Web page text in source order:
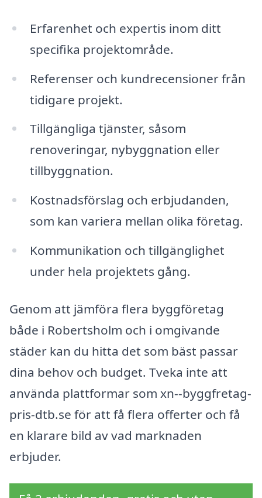
Erfarenhet och expertis inom ditt
specifika projektområde.
Referenser och kundrecensioner från
tidigare projekt.
Tillgängliga tjänster, såsom
renoveringar, nybyggnation eller
tillbyggnation.
Kostnadsförslag och erbjudanden,
som kan variera mellan olika företag.
Kommunikation och tillgänglighet
under hela projektets gång.
Genom att jämföra flera byggföretag
både i Robertsholm och i omgivande
städer kan du hitta det som bäst passar
dina behov och budget. Tveka inte att
använda plattformar som xn--byggfretag-
pris-dtb.se för att få flera offerter och få
en klarare bild av vad marknaden
erbjuder.